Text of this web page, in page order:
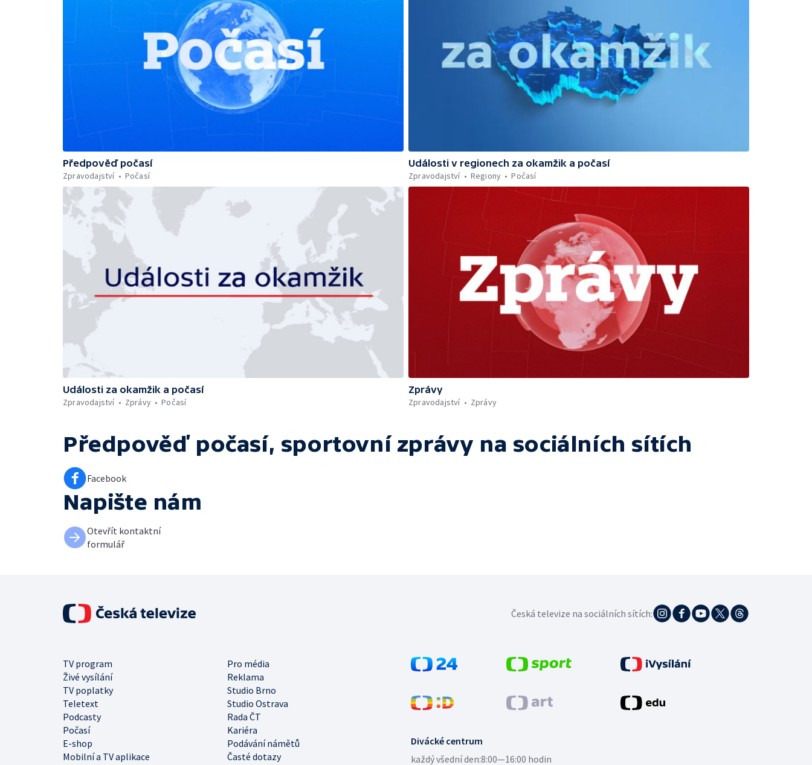
Předpověď počasí
Zpravodajství
Počasí
Události v regionech za okamžik a počasí
Zpravodajství
Regiony Počasí
Události za okamžik a počasí
Zpravodajství
Zprávy Počasí
Zprávy
Zpravodajství
Zprávy
Předpověď počasí, sportovní zprávy na sociálních sítích
Facebook
Napište nám
Otevřít kontaktní
formulář
Divácké centrum
každý všední den:8:00—16:00 hodin
TV program
Pro média
Živé vysílání
Reklama
TV poplatky
Studio Brno
Teletext
Studio Ostrava
Podcasty
Rada ČT
Počasí
Kariéra
E-shop
Podávání námětů
Mobilní a TV aplikace
Časté dotazy
Česká televize na sociálních sítích: